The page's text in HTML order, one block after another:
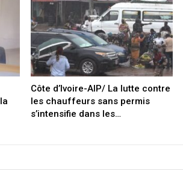
Côte d’Ivoire-AIP/ La lutte contre
les chauffeurs sans permis
s’intensifie dans les…